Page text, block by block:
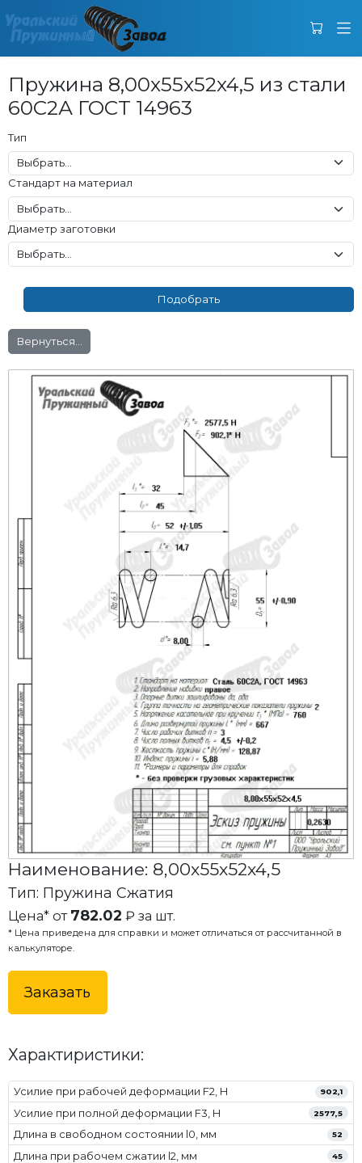
Пружина 8,00x55x52x4,5 из стали
60С2А ГОСТ 14963
Тип
Стандарт на материал
Диаметр заготовки
Вернуться...
Наименование: 8,00x55x52x4,5
Тип: Пружина Сжатия
Цена* от 782.02 ₽ за шт.
* Цена приведена для справки и может отличаться от рассчитанной в
калькуляторе.
Заказать
Характиристики:
Усилие при рабочей деформации F2, Н 902,1
Усилие при полной деформации F3, Н 2577,5
Длина в свободном состоянии l0, мм 52
Длина при рабочем сжатии l2, мм 45